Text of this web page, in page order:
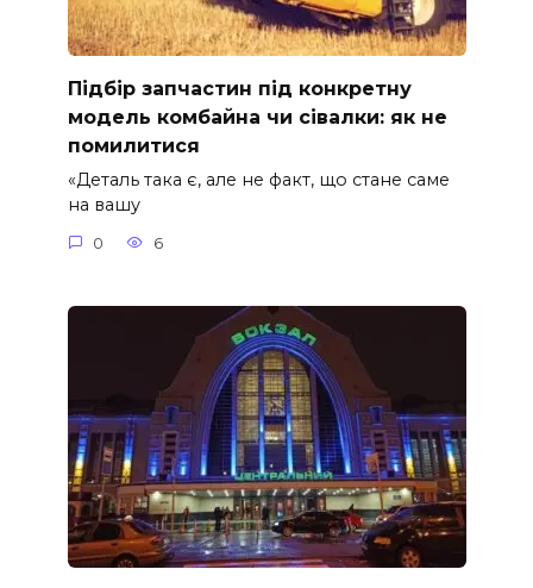
Підбір запчастин під конкретну
модель комбайна чи сівалки: як не
помилитися
«Деталь така є, але не факт, що стане саме
на вашу
0 6